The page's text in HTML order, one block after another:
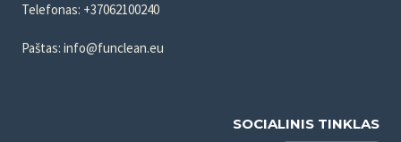
Telefonas: +37062100240
Paštas: info@funclean.eu
SOCIALINIS TINKLAS